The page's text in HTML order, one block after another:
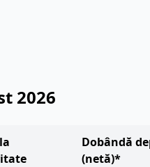
2026
Dobândă
(netă)*